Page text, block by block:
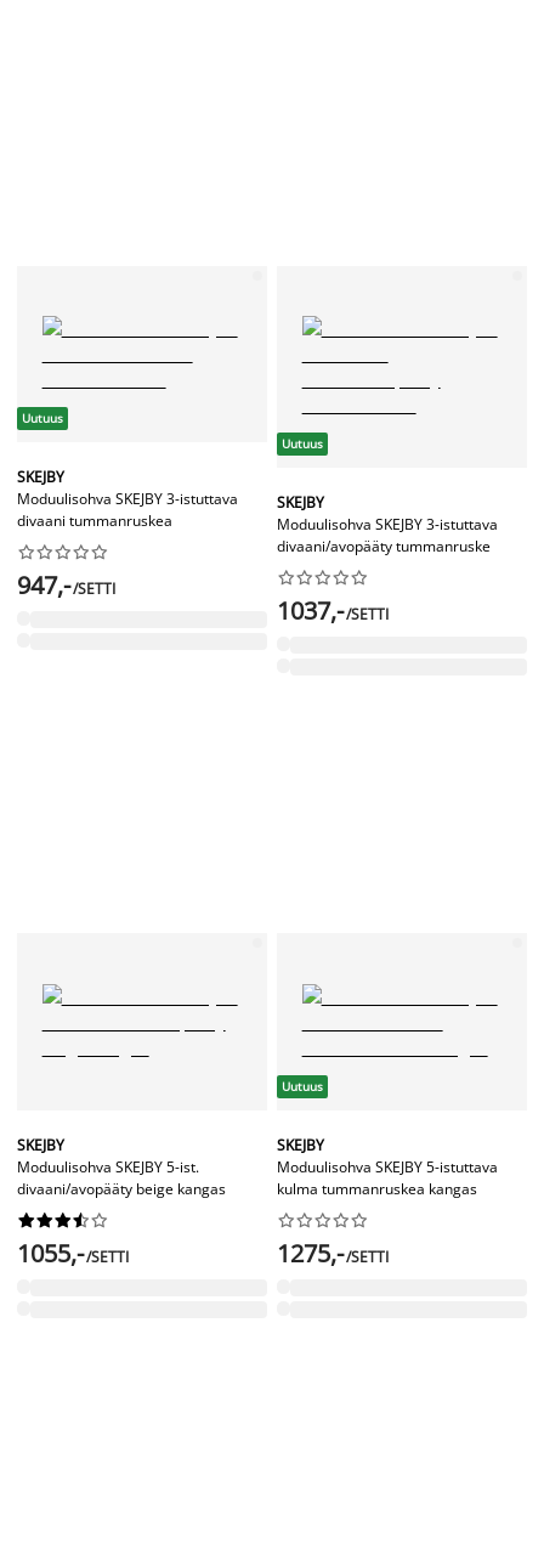
Uutuus
SKEJBY
Moduulisohva SKEJBY 3-istuttava
divaani tummanruskea






947,-/SETTI
Uutuus
SKEJBY
Moduulisohva SKEJBY 3-istuttava
divaani/avopääty tummanruske






1037,-/SETTI
SKEJBY
Moduulisohva SKEJBY 5-ist.
divaani/avopääty beige kangas






1055,-/SETTI
Uutuus
SKEJBY
Moduulisohva SKEJBY 5-istuttava
kulma tummanruskea kangas






1275,-/SETTI